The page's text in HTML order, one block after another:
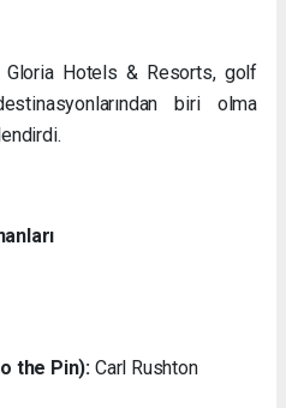
Gloria Hotels & Resorts, golf
biri olma
the Pin): Carl Rushton